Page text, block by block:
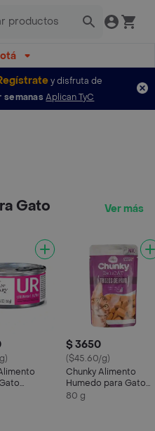
y disfruta de
semanas Aplican TyC
Gato Ver más
Diet ur
$ 3650
($45.60/g)
Chunky Alimento
Humedo para Gato
Tozos de Pavo
80 g